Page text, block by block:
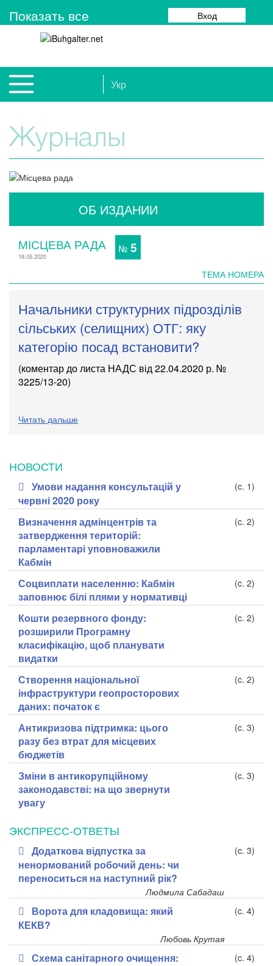
Показать все Вход
Укр
Журналы
ОБ ИЗДАНИИ
МІСЦЕВА РАДА
18.05.2020
№ 5
ТЕМА НОМЕРА
Начальники структурних підрозділів
сільських (селищних) ОТГ: яку
категорію посад встановити?
(коментар до листа НАДС від 22.04.2020 р. №
3225/13-20)
Читать дальше
НОВОСТИ
Умови надання консультацій у
червні 2020 року
(c. 1)
Визначення адмінцентрів та
затвердження територій:
парламентарі уповноважили
Кабмін
(c. 2)
Соцвиплати населенню: Кабмін
заповнює білі плями у нормативці
(c. 2)
Кошти резервного фонду:
розширили Програмну
класифікацію, щоб планувати
видатки
(c. 2)
Створення національної
інфраструктури геопросторових
даних: початок є
(c. 2)
Антикризова підтримка: цього
разу без втрат для місцевих
бюджетів
(c. 3)
Зміни в антикорупційному
законодавстві: на що звернути
увагу
(c. 3)
ЭКСПРЕСС-ОТВЕТЫ
Додаткова відпустка за
ненормований робочий день: чи
переноситься на наступний рік?
(c. 3)
Людмила Сабадаш
Ворота для кладовища: який
КЕКВ?
(c. 4)
Любовь Крутая
Схема санітарного очищення:
(c. 4)